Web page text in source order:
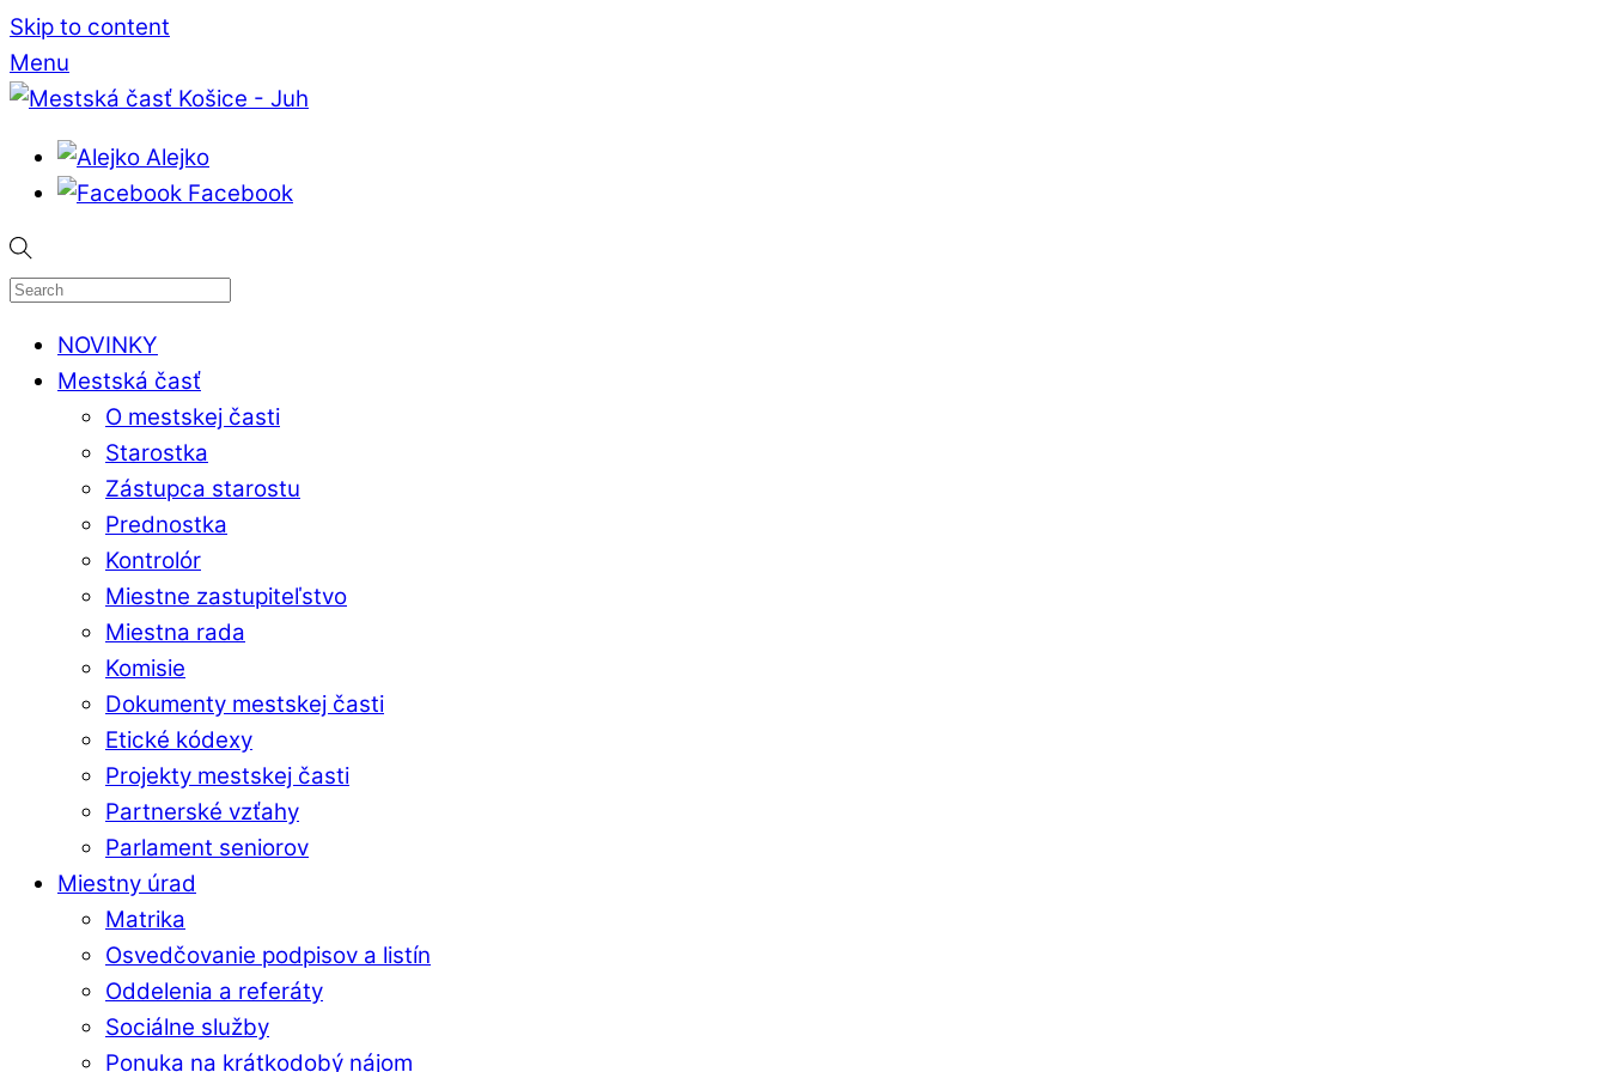
Skip to content
Menu
Alejko
Facebook
NOVINKY
Mestská časť
O mestskej časti
Starostka
Zástupca starostu
Prednostka
Kontrolór
Miestne zastupiteľstvo
Miestna rada
Komisie
Dokumenty mestskej časti
Etické kódexy
Projekty mestskej časti
Partnerské vzťahy
Parlament seniorov
Miestny úrad
Matrika
Osvedčovanie podpisov a listín
Oddelenia a referáty
Sociálne služby
Ponuka na krátkodobý nájom